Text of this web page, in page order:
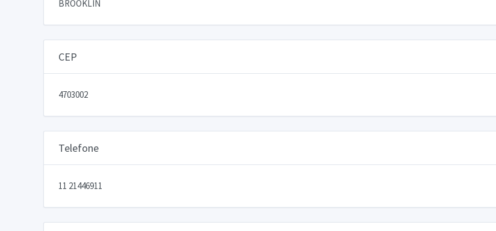
BROOKLIN
CEP
4703002
Telefone
11 21446911